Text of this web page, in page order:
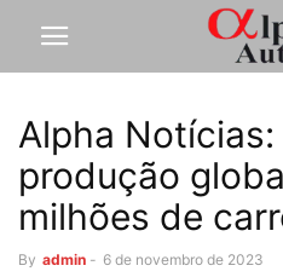
Alpha
produção
milhões de
By admin - 6 de novembro de 2023